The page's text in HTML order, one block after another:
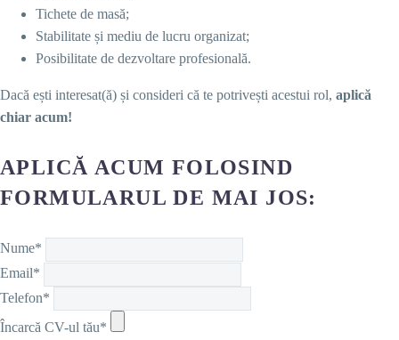
Tichete de masă;
Stabilitate și mediu de lucru organizat;
Posibilitate de dezvoltare profesională.
Dacă ești interesat(ă) și consideri că te potrivești acestui rol, aplică
chiar acum!
APLICĂ ACUM FOLOSIND
FORMULARUL DE MAI JOS:
Nume*
Email*
Telefon*
Încarcă CV-ul tău*